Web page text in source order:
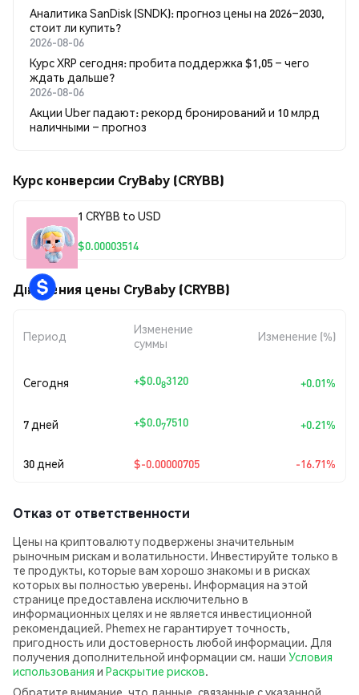
Аналитика SanDisk (SNDK): прогноз цены на 2026–2030,
стоит ли купить?
2026-08-06
Курс XRP сегодня: пробита поддержка $1,05 – чего
ждать дальше?
2026-08-06
Акции Uber падают: рекорд бронирований и 10 млрд
наличными – прогноз
Курс конверсии CryBaby (CRYBB)
1 CRYBB to USD
$0.00003514
Движения цены CryBaby (CRYBB)
Период
Изменение
суммы
Изменение (%)
Сегодня +$0.083120 +0.01%
7 дней +$0.077510 +0.21%
30 дней $-0.00000705 -16.71%
Отказ от ответственности
Цены на криптовалюту подвержены значительным
рыночным рискам и волатильности. Инвестируйте только в
те продукты, которые вам хорошо знакомы и в рисках
которых вы полностью уверены. Информация на этой
странице предоставлена исключительно в
информационных целях и не является инвестиционной
рекомендацией. Phemex не гарантирует точность,
пригодность или достоверность любой информации. Для
получения дополнительной информации см. наши Условия
использования и Раскрытие рисков.
Обратите внимание, что данные, связанные с указанной